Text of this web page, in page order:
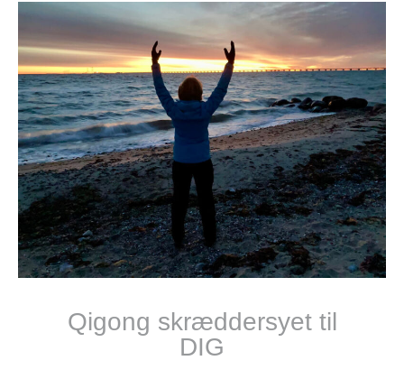
Qigong skræddersyet til
DIG